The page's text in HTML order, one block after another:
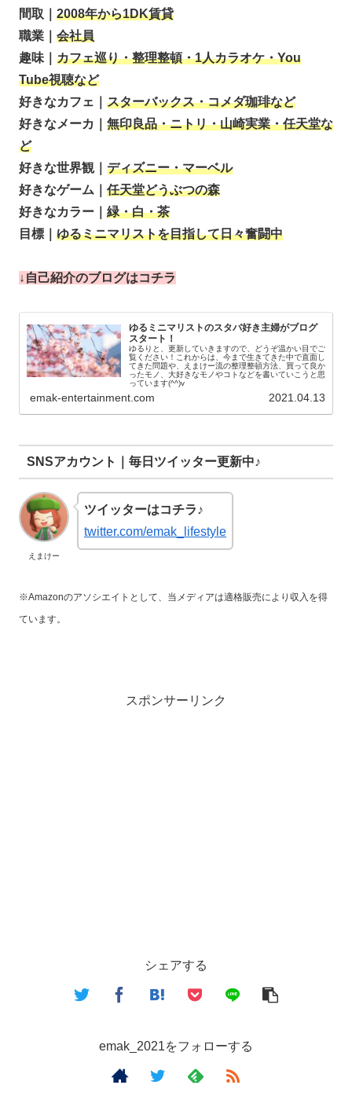
間取｜ 2008年から1DK賃貸
職業｜ 会社員
趣味｜ カフェ巡り・整理整頓・1人カラオケ・You
Tube視聴など
好きなカフェ｜ スターバックス・コメダ珈琲など
好きなメーカ｜ 無印良品・ニトリ・山崎実業・任天堂な
ど
好きな世界観｜ ディズニー・マーベル
好きなゲーム｜ 任天堂どうぶつの森
好きなカラー｜ 緑・白・茶
目標｜ ゆるミニマリストを目指して日々奮闘中
↓自己紹介のブログはコチラ
ゆるミニマリストのスタバ好き主婦がブログ
スタート！
ゆるりと、更新していきますので、どうぞ温かい目でご
覧ください！これからは、今まで生きてきた中で直面し
てきた問題や、えまけー流の整理整頓方法、買って良か
ったモノ、大好きなモノやコトなどを書いていこうと思
っています(^^)v
emak-entertainment.com 2021.04.13
SNSアカウント｜毎日ツイッター更新中♪
えまけー
ツイッターはコチラ♪
twitter.com/emak_lifestyle
※Amazonのアソシエイトとして、当メディアは適格販売により収入を得
ています。
スポンサーリンク
シェアする
emak_2021をフォローする